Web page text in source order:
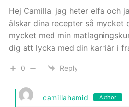
Hej Camilla, jag heter elfa och
älskar dina recepter så mycket
mycket med min
dig att lycka med din karriär i
0 Reply
camillahamid Author